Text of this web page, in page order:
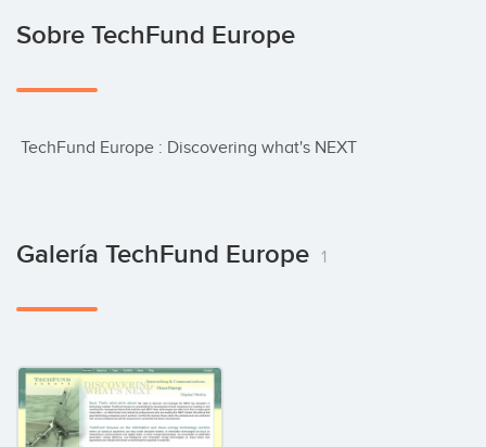
Sobre TechFund Europe
TechFund Europe : Discovering what's NEXT
Galería TechFund Europe 1